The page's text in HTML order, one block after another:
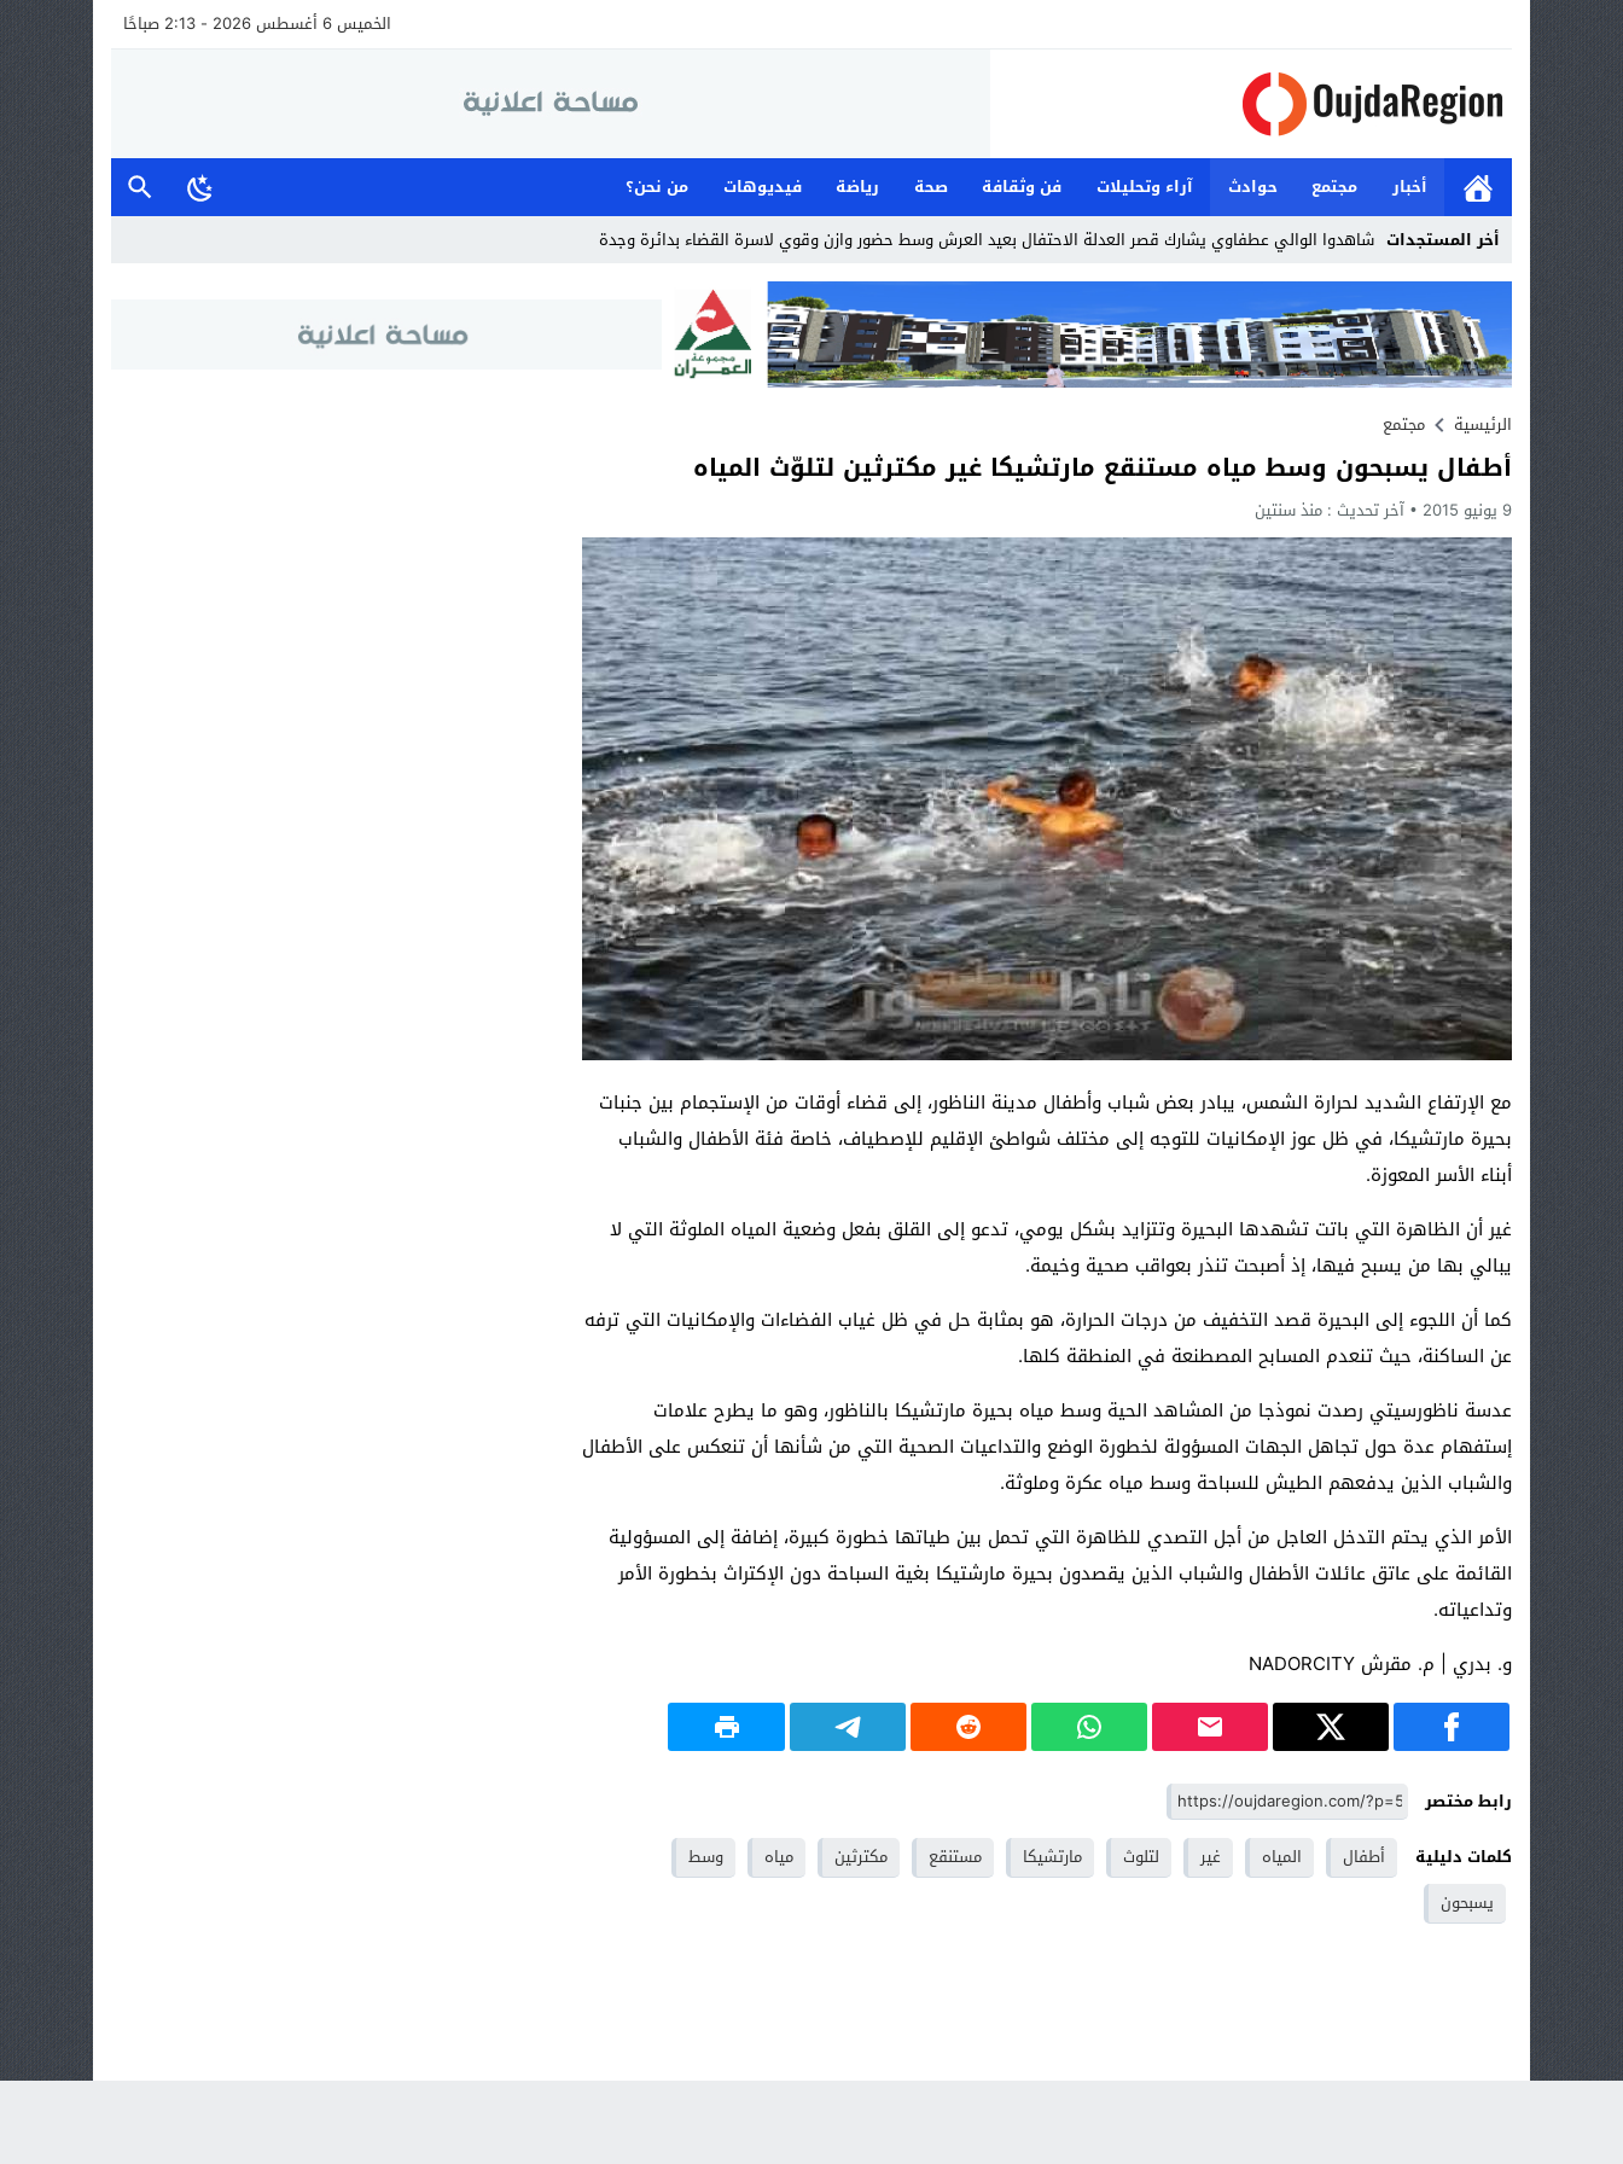
الخميس 6 أغسطس 2026 - 2:13 صباحًا
أخبار مجتمع حوادث آراء وتحليلات فن وثقافة صحة رياضة فيديوهات
من نحن؟
أخر المستجدات شاهدوا الوالي عطفاوي يشارك قصر العدلة الاحتفال بعيد العرش وسط حضور وازن وقوي لاسرة القضاء بدائرة وجدة
Stop
Previous
Next
الرئيسية
مجتمع
أطفال يسبحون وسط مياه مستنقع مارتشيكا غير مكترثين لتلوّث المياه‎
9 يونيو 2015 آخر تحديث : منذ سنتين
مع الإرتفاع الشديد لحرارة الشمس، يبادر بعض شباب وأطفال مدينة الناظور، إلى قضاء أوقات من الإستجمام بين جنبات
بحيرة مارتشيكا، في ظل عوز الإمكانيات للتوجه إلى مختلف شواطئ الإقليم للإصطياف، خاصة فئة الأطفال والشباب
أبناء الأسر المعوزة.
غير أن الظاهرة التي باتت تشهدها البحيرة وتتزايد بشكل يومي، تدعو إلى القلق بفعل وضعية المياه الملوثة التي لا
يبالي بها من يسبح فيها، إذ أصبحت تنذر بعواقب صحية وخيمة.
كما أن اللجوء إلى البحيرة قصد التخفيف من درجات الحرارة، هو بمثابة حل في ظل غياب الفضاءات والإمكانيات التي ترفه
عن الساكنة، حيث تنعدم المسابح المصطنعة في المنطقة كلها.
عدسة ناظورسيتي رصدت نموذجا من المشاهد الحية وسط مياه بحيرة مارتشيكا بالناظور، وهو ما يطرح علامات
إستفهام عدة حول تجاهل الجهات المسؤولة لخطورة الوضع والتداعيات الصحية التي من شأنها أن تنعكس على الأطفال
والشباب الذين يدفعهم الطيش للسباحة وسط مياه عكرة وملوثة.
الأمر الذي يحتم التدخل العاجل من أجل التصدي للظاهرة التي تحمل بين طياتها خطورة كبيرة، إضافة إلى المسؤولية
القائمة على عاتق عائلات الأطفال والشباب الذين يقصدون بحيرة مارشتيكا بغية السباحة دون الإكتراث بخطورة الأمر
وتداعياته.
و. بدري | م. مقرش NADORCITY
رابط مختصر
كلمات دليلية
أطفال المياه غير لتلوث مارتشيكا مستنقع مكترثين مياه
وسط
يسبحون